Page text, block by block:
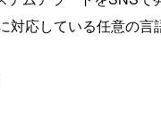
応している任意の言